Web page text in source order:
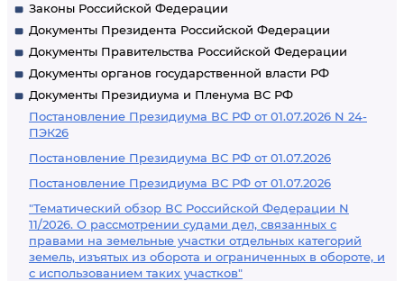
Законы Российской Федерации
Документы Президента Российской Федерации
Документы Правительства Российской Федерации
Документы органов государственной власти РФ
Документы Президиума и Пленума ВС РФ
Постановление Президиума ВС РФ от 01.07.2026 N 24-
ПЭК26
Постановление Президиума ВС РФ от 01.07.2026
Постановление Президиума ВС РФ от 01.07.2026
"Тематический обзор ВС Российской Федерации N
11/2026. О рассмотрении судами дел, связанных с
правами на земельные участки отдельных категорий
земель, изъятых из оборота и ограниченных в обороте, и
с использованием таких участков"